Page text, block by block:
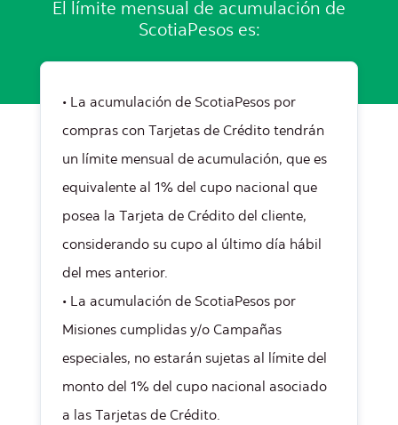
El límite mensual de acumulación de
ScotiaPesos es:
• La acumulación de ScotiaPesos por
compras con Tarjetas de Crédito tendrán
un límite mensual de acumulación, que es
equivalente al 1% del cupo nacional que
posea la Tarjeta de Crédito del cliente,
considerando su cupo al último día hábil
del mes anterior.
• La acumulación de ScotiaPesos por
Misiones cumplidas y/o Campañas
especiales, no estarán sujetas al límite del
monto del 1% del cupo nacional asociado
a las Tarjetas de Crédito.